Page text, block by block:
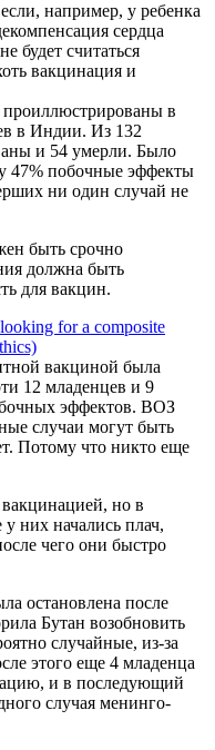
например, у ребенка
сердца
будет считаться
вакцинация и
в
в Индии. Из 132
и 54 умерли. Было
47% побочные эффекты
ни один случай не
быть срочно
должна быть
для вакцин.
for a composite
вакциной была
12 младенцев и 9
эффектов. ВОЗ
случаи могут быть
Потому что никто еще
но в
у них начались плач,
чего они быстро
остановлена после
Бутан возобновить
случайные, из-за
этого еще 4 младенца
и в последующий
случая менинго-